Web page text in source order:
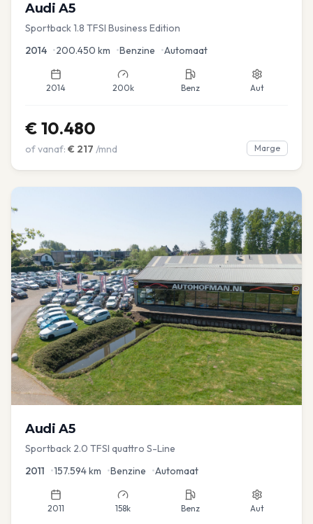
Audi A5
Sportback 1.8 TFSI Business Edition
2014 •200.450 km •Benzine •Automaat
2014 200k Benz Aut
€ 10.480
of vanaf: € 217 /mnd Marge
Audi A5
Sportback 2.0 TFSI quattro S-Line
2011 •157.594km •Benzine •Automaat
2011 158k Benz Aut